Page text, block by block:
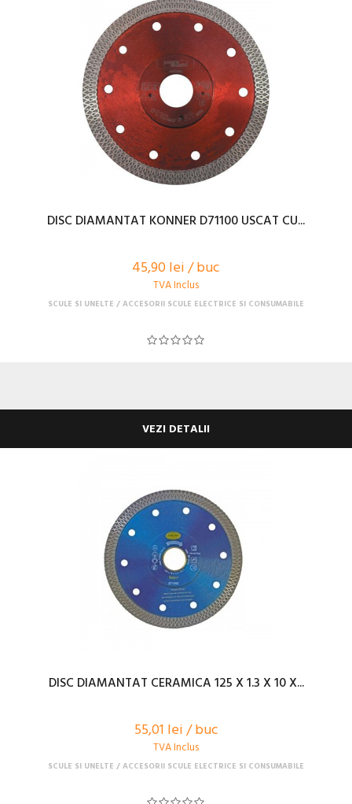
DISC DIAMANTAT KONNER D71100 USCAT CU...
45,90 lei / buc
TVA Inclus
SCULE SI UNELTE ACCESORII SCULE ELECTRICE SI CONSUMABILE
VEZI DETALII
DISC DIAMANTAT CERAMICA 125 X 1.3 X 10 X...
55,01 lei / buc
TVA Inclus
SCULE SI UNELTE ACCESORII SCULE ELECTRICE SI CONSUMABILE